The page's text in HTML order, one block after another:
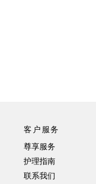
客户服务
尊享服务
护理指南
联系我们